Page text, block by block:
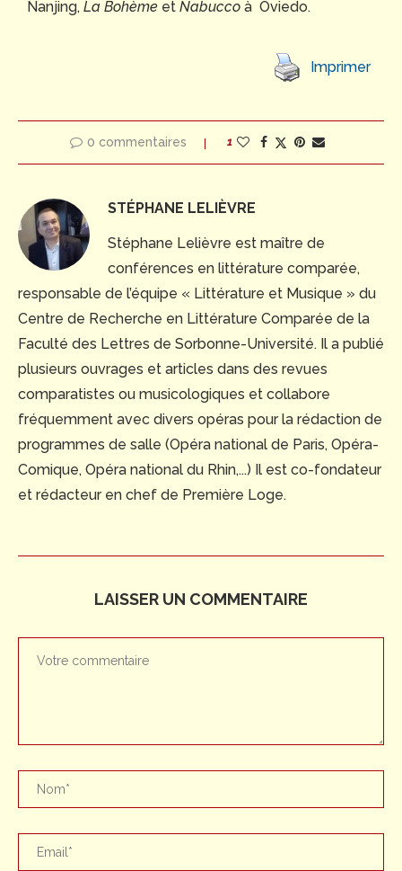
Nanjing, La Bohème et Nabucco à Oviedo.
Imprimer
0 commentaires 1
STÉPHANE LELIÈVRE
Stéphane Lelièvre est maître de
conférences en littérature comparée,
responsable de l’équipe « Littérature et Musique » du
Centre de Recherche en Littérature Comparée de la
Faculté des Lettres de Sorbonne-Université. Il a publié
plusieurs ouvrages et articles dans des revues
comparatistes ou musicologiques et collabore
fréquemment avec divers opéras pour la rédaction de
programmes de salle (Opéra national de Paris, Opéra-
Comique, Opéra national du Rhin,...) Il est co-fondateur
et rédacteur en chef de Première Loge.
LAISSER UN COMMENTAIRE